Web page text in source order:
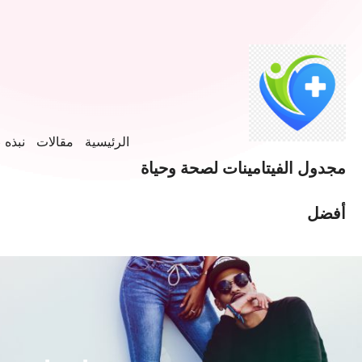
المحتوى
مجدول الفيتامينات لصحة وحياة
أفضل
الرئيسية مقالات نبذه